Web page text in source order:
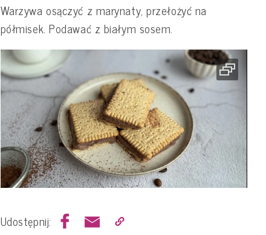
Warzywa osączyć z marynaty, przełożyć na
półmisek. Podawać z białym sosem.
Udostępnij: